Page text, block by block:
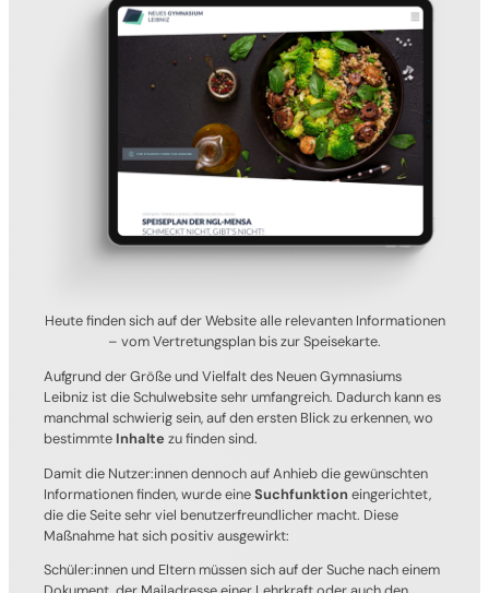
Heute finden sich auf der Website alle relevanten Informationen
– vom Vertretungsplan bis zur Speisekarte.
Aufgrund der Größe und Vielfalt des Neuen Gymnasiums
Leibniz ist die Schulwebsite sehr umfangreich. Dadurch kann es
manchmal schwierig sein, auf den ersten Blick zu erkennen, wo
bestimmte Inhalte zu finden sind.
Damit die Nutzer:innen dennoch auf Anhieb die gewünschten
Informationen finden, wurde eineSuchfunktion eingerichtet,
die die Seite sehr viel benutzerfreundlicher macht. Diese
Maßnahme hat sich positiv ausgewirkt:
Schüler:innen und Eltern müssen sich auf der Suche nach einem